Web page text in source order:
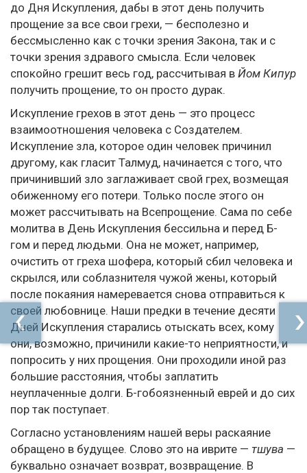
до Дня Искупления, дабы в этот день получить
прощение за все свои грехи, — бесполезно и
бессмысленно как с точки зрения Закона, так и с
точки зрения здравого смысла. Если человек
спокойно грешит весь год, рассчитывая в Йом Кипур
получить прощение, то он просто дурак.
Искупление грехов в этот день — это процесс
взаимоотношения человека с Создателем.
Искупление зла, которое один человек причинил
другому, как гласит Талмуд, начинается с того, что
причинивший зло заглаживает свой грех, возмещая
обиженному его потери. Только после этого он
может рассчитывать на Всепрощение. Сама по себе
молитва в День Искупления бессильна и перед Б-
гом и перед людьми. Она не может, например,
очистить от греха шофера, который сбил человека и
скрылся, или соблазнителя чужой жены, который
после покаяния намеревается снова отправиться к
своей любовнице. Наши предки в течение десяти
Дней Искупления старались отыскать всех, кому
они, возможно, причинили какие-то неприятности, и
попросить у них прощения. Они проходили иной раз
большие расстояния, чтобы заплатить
неуплаченные долги. Б-гобоязненный еврей и до сих
пор так поступает.
Согласно установлениям нашей веры раскаяние
обращено в будущее. Слово это на иврите — тшува —
буквально означает возврат, возвращение. В